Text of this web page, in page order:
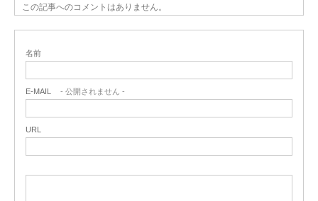
この記事へのコメントはありません。
名前
E-MAIL - 公開されません -
URL